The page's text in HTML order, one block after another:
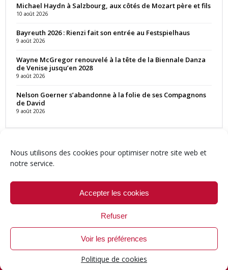
Nous utilisons des cookies pour optimiser notre site web et
notre service.
Accepter les cookies
Refuser
Voir les préférences
Politique de cookies
Michael Haydn à Salzbourg, aux côtés de Mozart père et fils
10 août 2026
Bayreuth 2026 : Rienzi fait son entrée au Festspielhaus
9 août 2026
Wayne McGregor renouvelé à la tête de la Biennale Danza
de Venise jusqu’en 2028
9 août 2026
Nelson Goerner s’abandonne à la folie de ses Compagnons
de David
9 août 2026
© 1999-2026 ResMusica.net Tous droits réservés.